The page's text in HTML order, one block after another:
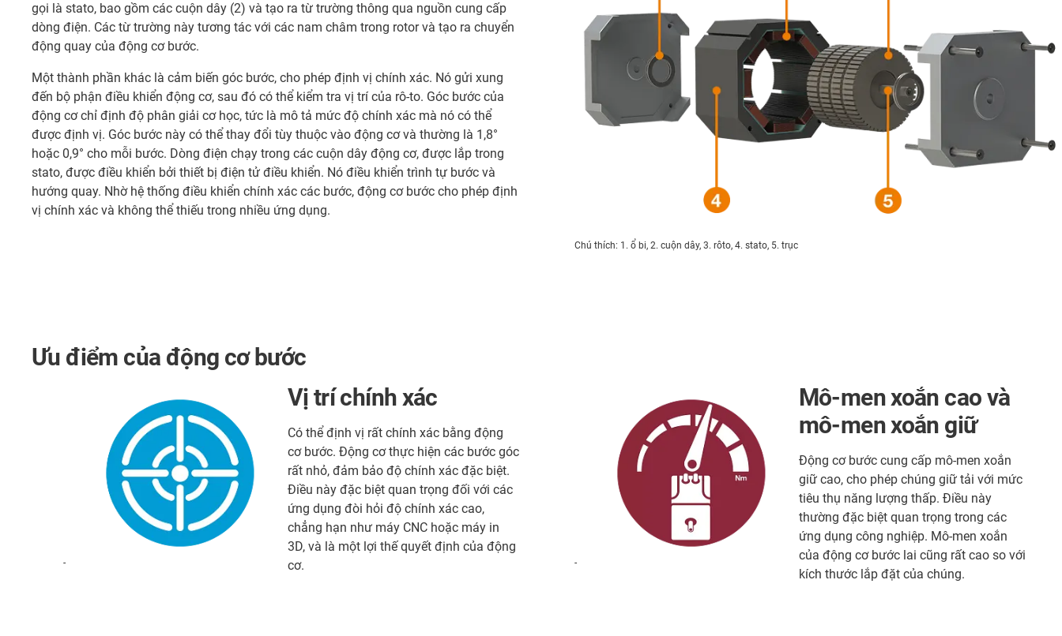
gọi là stato, bao gồm các cuộn dây (2) và tạo ra từ trường thông qua nguồn cung cấp
dòng điện. Các từ trường này tương tác với các nam châm trong rotor và tạo ra chuyển
động quay của động cơ bước.
Một thành phần khác là cảm biến góc bước, cho phép định vị chính xác. Nó gửi xung
đến bộ phận điều khiển động cơ, sau đó có thể kiểm tra vị trí của rô-to. Góc bước của
động cơ chỉ định độ phân giải cơ học, tức là mô tả mức độ chính xác mà nó có thể
được định vị. Góc bước này có thể thay đổi tùy thuộc vào động cơ và thường là 1,8°
hoặc 0,9° cho mỗi bước. Dòng điện chạy trong các cuộn dây động cơ, được lắp trong
stato, được điều khiển bởi thiết bị điện tử điều khiển. Nó điều khiển trình tự bước và
hướng quay. Nhờ hệ thống điều khiển chính xác các bước, động cơ bước cho phép định
vị chính xác và không thể thiếu trong nhiều ứng dụng.
Chú thích: 1. ổ bi, 2. cuộn dây, 3. rôto, 4. stato, 5. trục
Ưu điểm của động cơ bước
-
Vị trí chính xác
Có thể định vị rất chính xác bằng động
cơ bước. Động cơ thực hiện các bước góc
rất nhỏ, đảm bảo độ chính xác đặc biệt.
Điều này đặc biệt quan trọng đối với các
ứng dụng đòi hỏi độ chính xác cao,
chẳng hạn như máy CNC hoặc máy in
3D, và là một lợi thế quyết định của động
cơ.
-
Mô-men xoắn cao và
mô-men xoắn giữ
Động cơ bước cung cấp mô-men xoắn
giữ cao, cho phép chúng giữ tải với mức
tiêu thụ năng lượng thấp. Điều này
thường đặc biệt quan trọng trong các
ứng dụng công nghiệp. Mô-men xoắn
của động cơ bước lai cũng rất cao so với
kích thước lắp đặt của chúng.